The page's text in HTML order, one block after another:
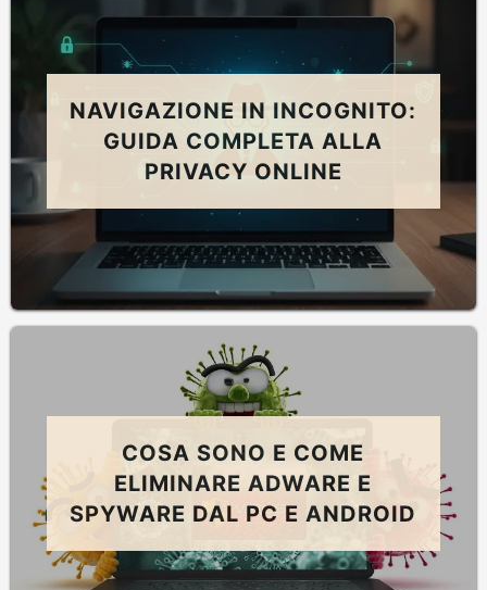
NAVIGAZIONE IN INCOGNITO:
GUIDA COMPLETA ALLA
PRIVACY ONLINE
COSA SONO E COME
ELIMINARE ADWARE E
SPYWARE DAL PC E ANDROID